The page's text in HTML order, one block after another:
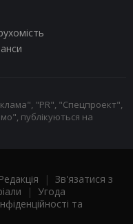
"PR", "Спецпроект",
публікуються на
Редакція | Зв'язатися з
| Угода
та